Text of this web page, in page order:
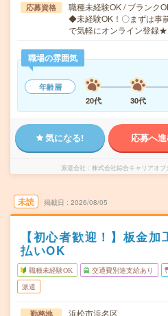
応募資格
職種未経験OK / ブランク
◆未経験OK！〇まずは事
で気軽にオンライン登録
職場の雰囲気
年齢層
20代
30代
気になる! 応募へ
派遣会社 株式会社綜合キャリアオ
未読 掲載日 2026/08/05
【初心者歓迎！】板金
払いOK
職種未経験OK 交通費別途支給あり
派遣
勤務地
浜松市浜名区